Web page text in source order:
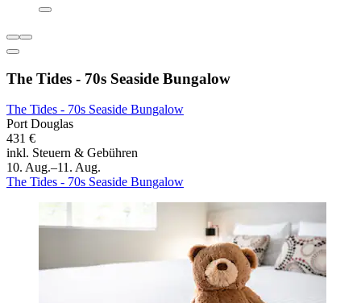
The Tides - 70s Seaside Bungalow
The Tides - 70s Seaside Bungalow
Port Douglas
431 €
inkl. Steuern & Gebühren
10. Aug.–11. Aug.
The Tides - 70s Seaside Bungalow